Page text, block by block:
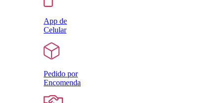
App de
Celular
Pedido por
Encomenda